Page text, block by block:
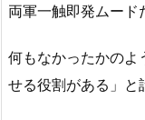
両軍一触即発ムード
何もなかったかのよ
せる役割がある」と